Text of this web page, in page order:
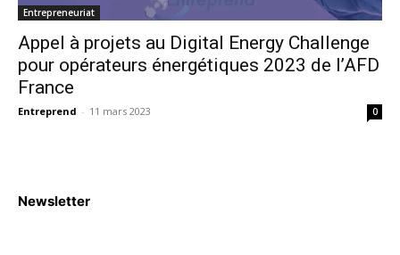
Entrepreneuriat
Appel à projets au Digital Energy Challenge
pour opérateurs énergétiques 2023 de l’AFD
France
Entreprend - 11 mars 2023 0
Newsletter